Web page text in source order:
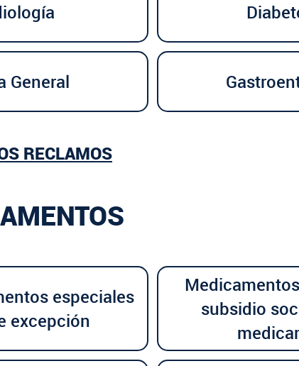
General
RECLAMOS
especiales
excepción
subsidio